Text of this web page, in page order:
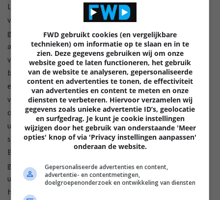
Loewe’s aanbod
van
geconnecteerde
audioproducten
vind je de klang
bar5 mr en sub5, een premium soundbar met Dolby Atmos-
en DTS:X-ondersteuning bedoeld om te huwen met een tv
van 55-inch of meer. Een mix van drivers biedt native én
opgewaardeerde 5.1.2-geluid, en het geluidsveld kan worden
uitgebreid met alle Loewe klang mr multiroom/streaming-
speakers om een echte 7.1.2-ervaring te verkrijgen.
Bouwkwaliteit en design horen in de topklasse thuis en de
geluidsprestaties zijn weelderig, meeslepend en
uitzonderlijk gedetailleerd. Loewe pakt het ook slim aan als
het gaat om WiFi-streaming. Opties omvatten DTS Play-Fi,
FWD gebruikt cookies (en vergelijkbare
technieken) om informatie op te slaan en in te
zien. Deze gegevens gebruiken wij om onze
website goed te laten functioneren, het gebruik
van de website te analyseren, gepersonaliseerde
content en advertenties te tonen, de effectiviteit
van advertenties en content te meten en onze
diensten te verbeteren. Hiervoor verzamelen wij
gegevens zoals unieke advertentie ID’s, geolocatie
en surfgedrag. Je kunt je cookie instellingen
wijzigen door het gebruik van onderstaande 'Meer
opties' knop of via 'Privacy instellingen aanpassen'
onderaan de website.
Gepersonaliseerde advertenties en content,
advertentie- en contentmetingen,
doelgroepenonderzoek en ontwikkeling van diensten